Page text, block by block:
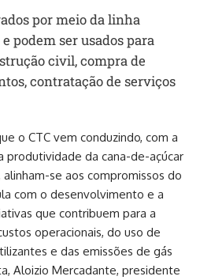
por meio da linha
podem ser usados para
civil, compra de
contratação de serviços
o CTC vem conduzindo, com a
produtividade da cana-de-açúcar
se aos compromissos do
com o desenvolvimento e a
que contribuem para a
operacionais, do uso de
e das emissões de gás
Aloizio Mercadante, presidente